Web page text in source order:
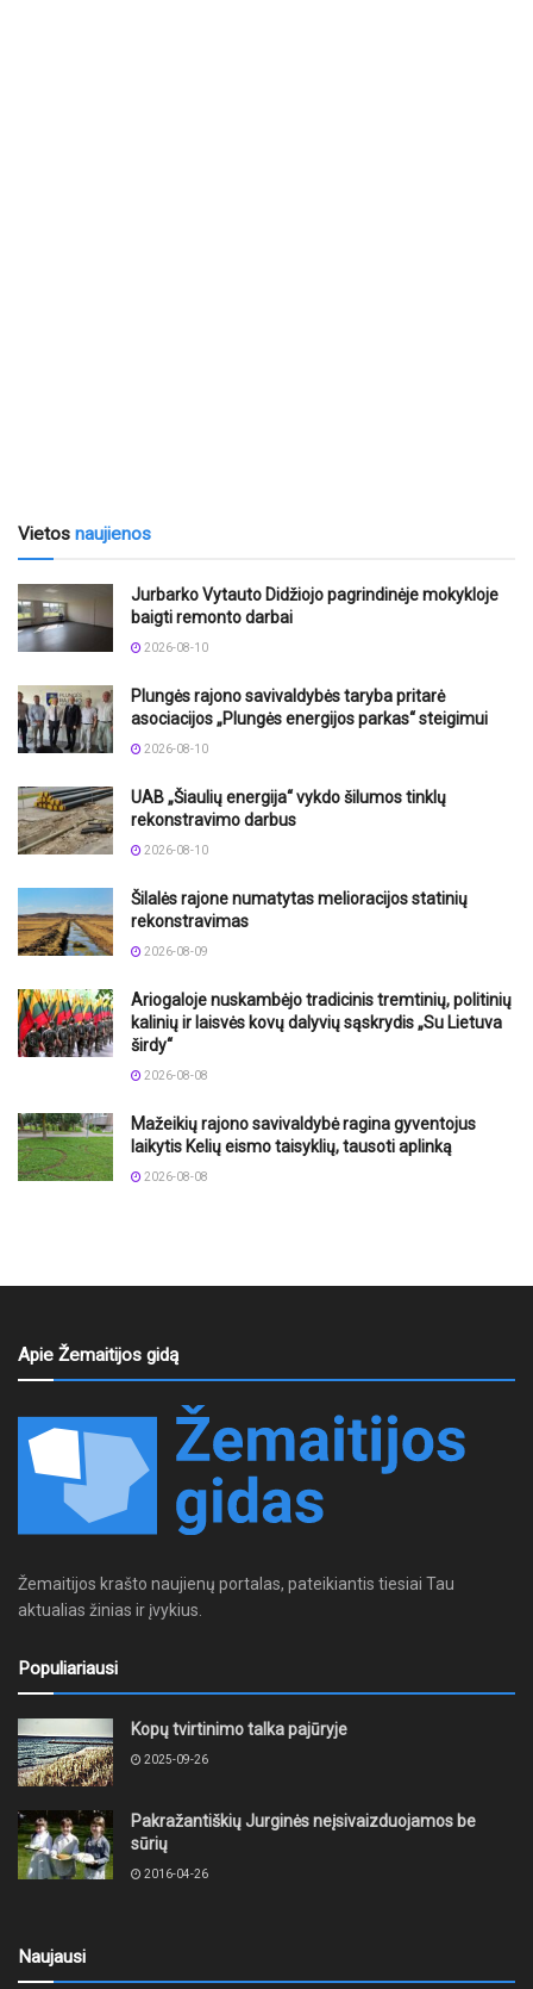
Vietos naujienos
Jurbarko Vytauto Didžiojo pagrindinėje mokykloje
baigti remonto darbai
2026-08-10
Plungės rajono savivaldybės taryba pritarė
asociacijos „Plungės energijos parkas“ steigimui
2026-08-10
UAB „Šiaulių energija“ vykdo šilumos tinklų
rekonstravimo darbus
2026-08-10
Šilalės rajone numatytas melioracijos statinių
rekonstravimas
2026-08-09
Ariogaloje nuskambėjo tradicinis tremtinių, politinių
kalinių ir laisvės kovų dalyvių sąskrydis „Su Lietuva
širdy“
2026-08-08
Mažeikių rajono savivaldybė ragina gyventojus
laikytis Kelių eismo taisyklių, tausoti aplinką
2026-08-08
Apie Žemaitijos gidą
Žemaitijos krašto naujienų portalas, pateikiantis tiesiai Tau
aktualias žinias ir įvykius.
Populiariausi
Kopų tvirtinimo talka pajūryje
2025-09-26
Pakražantiškių Jurginės neįsivaizduojamos be
sūrių
2016-04-26
Naujausi